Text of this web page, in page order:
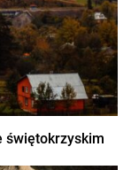
świętokrzyskim